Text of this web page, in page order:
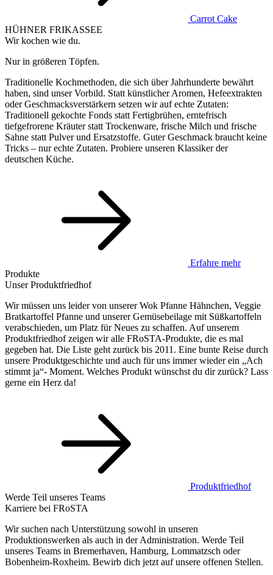
Carrot Cake
HÜHNER FRIKASSEE
Wir kochen wie du.
Nur in größeren Töpfen.
Traditionelle Kochmethoden, die sich über Jahrhunderte bewährt
haben, sind unser Vorbild. Statt künstlicher Aromen, Hefeextrakten
oder Geschmacksverstärkern setzen wir auf echte Zutaten:
Traditionell gekochte Fonds statt Fertigbrühen, erntefrisch
tiefgefrorene Kräuter statt Trockenware, frische Milch und frische
Sahne statt Pulver und Ersatzstoffe. Guter Geschmack braucht keine
Tricks – nur echte Zutaten. Probiere unseren Klassiker der
deutschen Küche.
Erfahre mehr
Produkte
Unser Produktfriedhof
Wir müssen uns leider von unserer Wok Pfanne Hähnchen, Veggie
Bratkartoffel Pfanne und unserer Gemüsebeilage mit Süßkartoffeln
verabschieden, um Platz für Neues zu schaffen. Auf unserem
Produktfriedhof zeigen wir alle FRoSTA-Produkte, die es mal
gegeben hat. Die Liste geht zurück bis 2011. Eine bunte Reise durch
unsere Produktgeschichte und auch für uns immer wieder ein „Ach
stimmt ja“- Moment. Welches Produkt wünschst du dir zurück? Lass
gerne ein Herz da!
Produktfriedhof
Werde Teil unseres Teams
Karriere bei FRoSTA
Wir suchen nach Unterstützung sowohl in unseren
Produktionswerken als auch in der Administration. Werde Teil
unseres Teams in Bremerhaven, Hamburg, Lommatzsch oder
Bobenheim-Roxheim. Bewirb dich jetzt auf unsere offenen Stellen.